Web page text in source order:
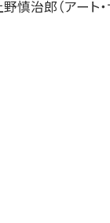
慎治郎（アート